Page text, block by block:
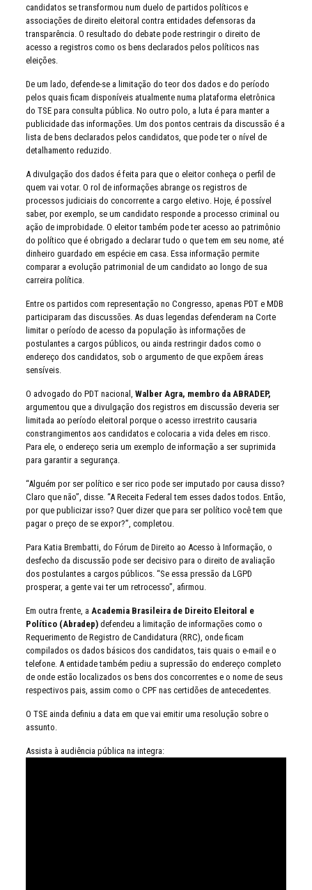
candidatos se transformou num duelo de partidos políticos e
associações de direito eleitoral contra entidades defensoras da
transparência. O resultado do debate pode restringir o direito de
acesso a registros como os bens declarados pelos políticos nas
eleições.
De um lado, defende-se a limitação do teor dos dados e do período
pelos quais ficam disponíveis atualmente numa plataforma eletrônica
do TSE para consulta pública. No outro polo, a luta é para manter a
publicidade das informações. Um dos pontos centrais da discussão é a
lista de bens declarados pelos candidatos, que pode ter o nível de
detalhamento reduzido.
A divulgação dos dados é feita para que o eleitor conheça o perfil de
quem vai votar. O rol de informações abrange os registros de
processos judiciais do concorrente a cargo eletivo. Hoje, é possível
saber, por exemplo, se um candidato responde a processo criminal ou
ação de improbidade. O eleitor também pode ter acesso ao patrimônio
do político que é obrigado a declarar tudo o que tem em seu nome, até
dinheiro guardado em espécie em casa. Essa informação permite
comparar a evolução patrimonial de um candidato ao longo de sua
carreira política.
Entre os partidos com representação no Congresso, apenas PDT e MDB
participaram das discussões. As duas legendas defenderam na Corte
limitar o período de acesso da população às informações de
postulantes a cargos públicos, ou ainda restringir dados como o
endereço dos candidatos, sob o argumento de que expõem áreas
sensíveis.
O advogado do PDT nacional, Walber Agra, membro da ABRADEP,
argumentou que a divulgação dos registros em discussão deveria ser
limitada ao período eleitoral porque o acesso irrestrito causaria
constrangimentos aos candidatos e colocaria a vida deles em risco.
Para ele, o endereço seria um exemplo de informação a ser suprimida
para garantir a segurança.
“Alguém por ser político e ser rico pode ser imputado por causa disso?
Claro que não”, disse. “A Receita Federal tem esses dados todos. Então,
por que publicizar isso? Quer dizer que para ser político você tem que
pagar o preço de se expor?”, completou.
Para Katia Brembatti, do Fórum de Direito ao Acesso à Informação, o
desfecho da discussão pode ser decisivo para o direito de avaliação
dos postulantes a cargos públicos. “Se essa pressão da LGPD
prosperar, a gente vai ter um retrocesso”, afirmou.
Em outra frente, a Academia Brasileira de Direito Eleitoral e
Político (Abradep)defendeu a limitação de informações como o
Requerimento de Registro de Candidatura (RRC), onde ficam
compilados os dados básicos dos candidatos, tais quais o e-mail e o
telefone. A entidade também pediu a supressão do endereço completo
de onde estão localizados os bens dos concorrentes e o nome de seus
respectivos pais, assim como o CPF nas certidões de antecedentes.
O TSE ainda definiu a data em que vai emitir uma resolução sobre o
assunto.
Assista à audiência pública na integra: